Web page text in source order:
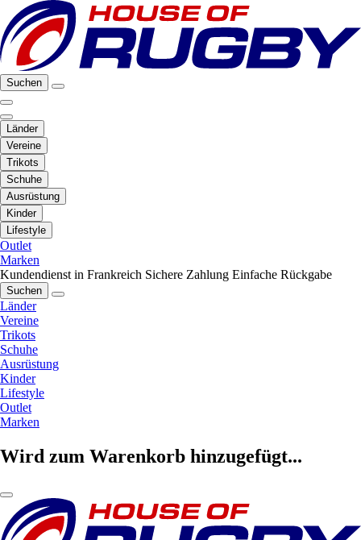
Suchen
Länder
Vereine
Trikots
Schuhe
Ausrüstung
Kinder
Lifestyle
Outlet
Marken
Kundendienst in Frankreich Sichere Zahlung Einfache Rückgabe
Suchen
Länder
Vereine
Trikots
Schuhe
Ausrüstung
Kinder
Lifestyle
Outlet
Marken
Wird zum Warenkorb hinzugefügt...